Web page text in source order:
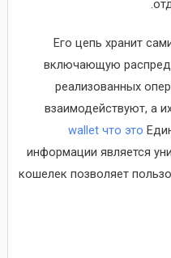
Его цепь хранит
включающую
реализованных
взаимодействуют, а
wallet что это
информации является
кошелек позволяет